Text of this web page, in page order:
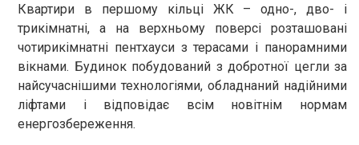
Квартири в першому кільці ЖК – одно-, дво- і
трикімнатні, а на верхньому поверсі розташовані
чотирикімнатні пентхауси з терасами і панорамними
вікнами. Будинок побудований з добротної цегли за
найсучаснішими технологіями, обладнаний надійними
ліфтами і відповідає всім новітнім нормам
енергозбереження.